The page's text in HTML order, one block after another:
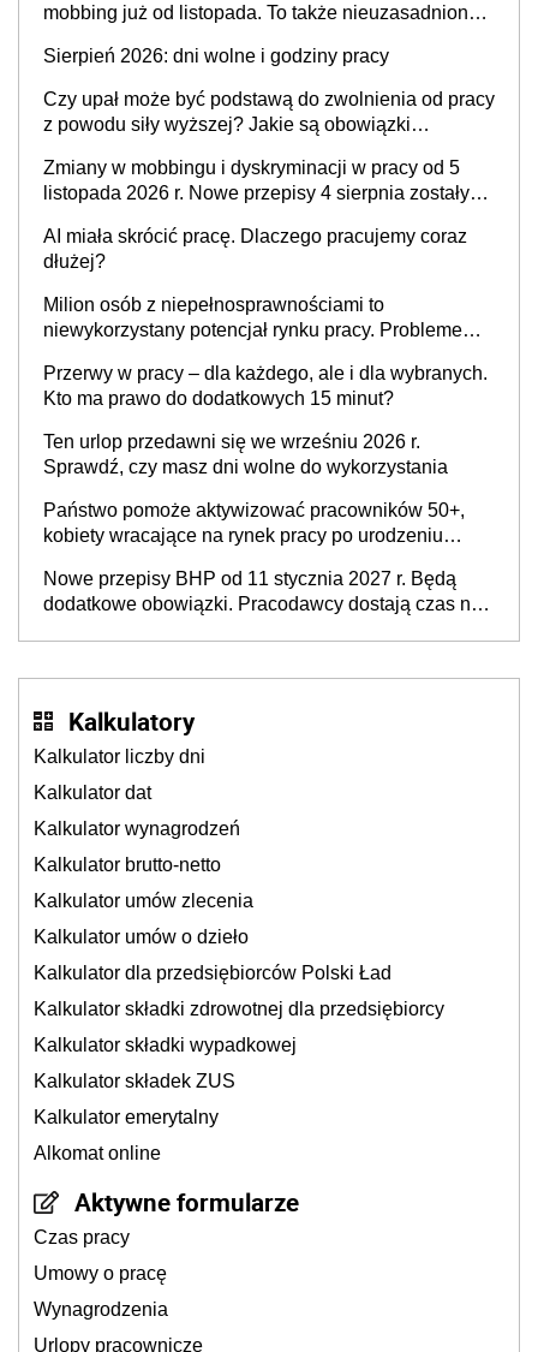
mobbing już od listopada. To także nieuzasadniona
Sierpień 2026: dni wolne i godziny pracy
Czy upał może być podstawą do zwolnienia od pracy
z powodu siły wyższej? Jakie są obowiązki
Zmiany w mobbingu i dyskryminacji w pracy od 5
listopada 2026 r. Nowe przepisy 4 sierpnia zostały
AI miała skrócić pracę. Dlaczego pracujemy coraz
dłużej?
Milion osób z niepełnosprawnościami to
niewykorzystany potencjał rynku pracy. Problemem
refundacji, ale bariery po stronie systemu i
świadomości pracodawców [WYWIAD]
Przerwy w pracy – dla każdego, ale i dla wybranych.
Kto ma prawo do dodatkowych 15 minut?
Ten urlop przedawni się we wrześniu 2026 r.
Sprawdź, czy masz dni wolne do wykorzystania
Państwo pomoże aktywizować pracowników 50+,
kobiety wracające na rynek pracy po urodzeniu
neuroatypowe. Powstanie Fundusz na rzecz
Inkluzywności w Zatrudnianiu?
Nowe przepisy BHP od 11 stycznia 2027 r. Będą
dodatkowe obowiązki. Pracodawcy dostają czas na
Kalkulatory
Kalkulator liczby dni
Kalkulator dat
Kalkulator wynagrodzeń
Kalkulator brutto-netto
Kalkulator umów zlecenia
Kalkulator umów o dzieło
Kalkulator dla przedsiębiorców Polski Ład
Kalkulator składki zdrowotnej dla przedsiębiorcy
Kalkulator składki wypadkowej
Kalkulator składek ZUS
Kalkulator emerytalny
Alkomat online
Aktywne formularze
Czas pracy
Umowy o pracę
Wynagrodzenia
Urlopy pracownicze